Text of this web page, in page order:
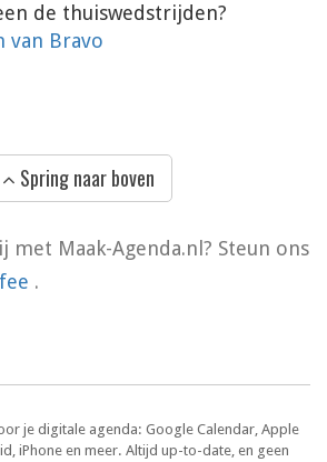
de thuiswedstrijden?
van Bravo
Spring naar boven
met Maak-Agenda.nl? Steun ons
.
je digitale agenda: Google Calendar, Apple
iPhone en meer. Altijd up-to-date, en geen